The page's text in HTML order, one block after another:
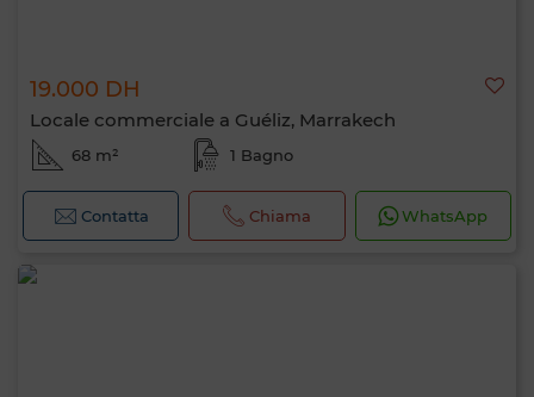
19.000 DH
Locale commerciale a Guéliz, Marrakech
68 m² 1 Bagno
Contatta Chiama WhatsApp